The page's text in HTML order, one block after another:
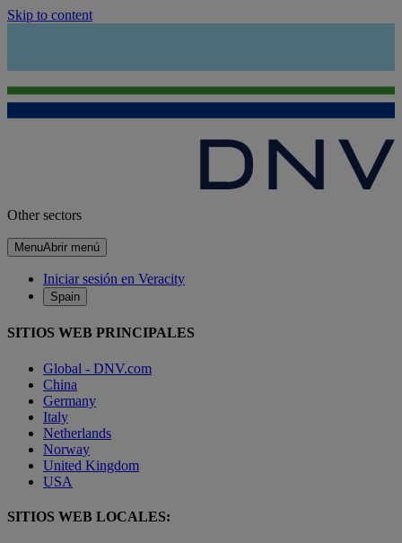
Skip to content
Other sectors
MenuAbrir menú
Iniciar sesión en Veracity
Spain
SITIOS WEB PRINCIPALES
Global - DNV.com
China
Germany
Italy
Netherlands
Norway
United Kingdom
USA
SITIOS WEB LOCALES: